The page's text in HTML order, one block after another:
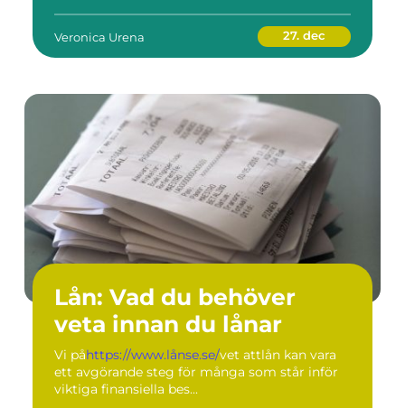
Veronica Urena 27. dec
Lån: Vad du behöver
veta innan du lånar
Vi påhttps://www.lånse.se/vet attlån kan vara
ett avgörande steg för många som står inför
viktiga finansiella bes...